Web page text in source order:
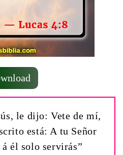
le dijo: Vete de mí,
está: A tu Señor
él solo servirás”